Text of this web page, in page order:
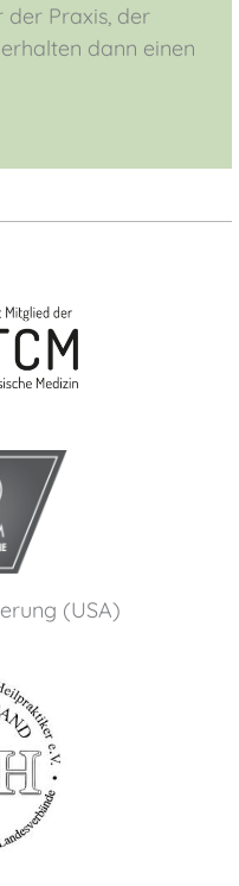
Praxis, der
dann einen
(USA)